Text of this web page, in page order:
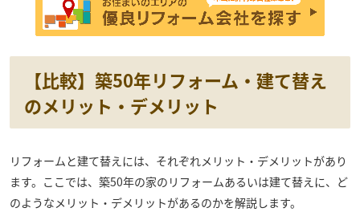
【比較】築50年リフォーム・建て替え
のメリット・デメリット
リフォームと建て替えには、それぞれメリット・デメリットがあり
ます。ここでは、築50年の家のリフォームあるいは建て替えに、ど
のようなメリット・デメリットがあるのかを解説します。